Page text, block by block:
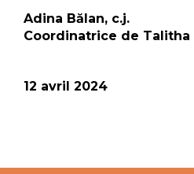
Adina Bălan, c.j.
Coordinatrice de Talitha
12 avril 2024